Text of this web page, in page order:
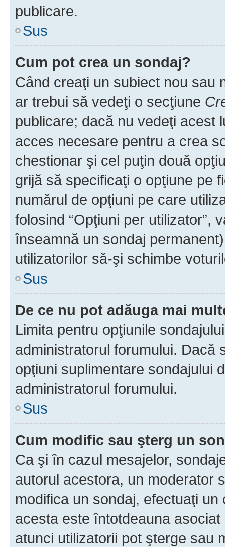
publicare.
Sus
Cum pot crea un sondaj?
Când creaţi un subiect nou sau
ar trebui să vedeţi o secţiune
publicare; dacă nu vedeţi acest
acces necesare pentru a crea
chestionar şi cel puţin două
grijă să specificaţi o opţiune pe
numărul de opţiuni pe care
folosind “Opţiuni per utilizator”,
înseamnă un sondaj
utilizatorilor să-şi schimbe
Sus
De ce nu pot adăuga mai
Limita pentru opţiunile
administratorul forumului. Dacă
opţiuni suplimentare sondajului
administratorul forumului.
Sus
Cum modific sau şterg un
Ca şi în cazul mesajelor,
autorul acestora, un moderator
modifica un sondaj, efectuaţi
acesta este întotdeauna
atunci utilizatorii pot şterge sau